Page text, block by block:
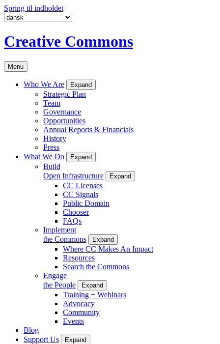
Spring til indholdet
Creative Commons
Menu
Who We Are Expand
Strategic Plan
Team
Governance
Opportunities
Annual Reports & Financials
History
Press
What We Do
Expand
Build
Open Infrastructure
Expand
CC Licenses
CC Signals
Public Domain
Chooser
FAQs
Implement
the Commons
Expand
Where CC Makes An Impact
Resources
Search the Commons
Engage
the People
Expand
Training + Webinars
Advocacy
Community
Events
Blog
Support Us
Expand